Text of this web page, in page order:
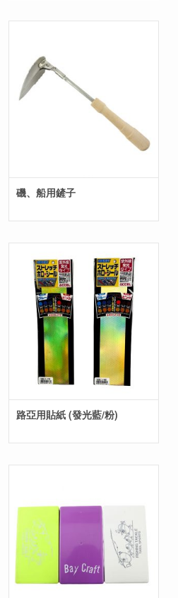
磯、船用鏟子
路亞用貼紙 (發光藍/粉)